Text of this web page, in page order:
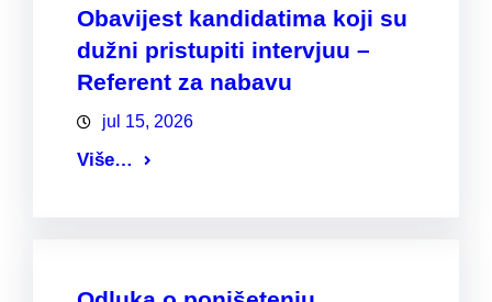
Obavijest kandidatima koji su
dužni pristupiti intervjuu –
Referent za nabavu
jul 15, 2026
Više…